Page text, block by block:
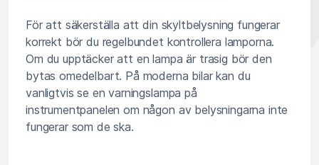
För att säkerställa att din skyltbelysning fungerar
korrekt bör du regelbundet kontrollera lamporna.
Om du upptäcker att en lampa är trasig bör den
bytas omedelbart. På moderna bilar kan du
vanligtvis se en varningslampa på
instrumentpanelen om någon av belysningarna inte
fungerar som de ska.